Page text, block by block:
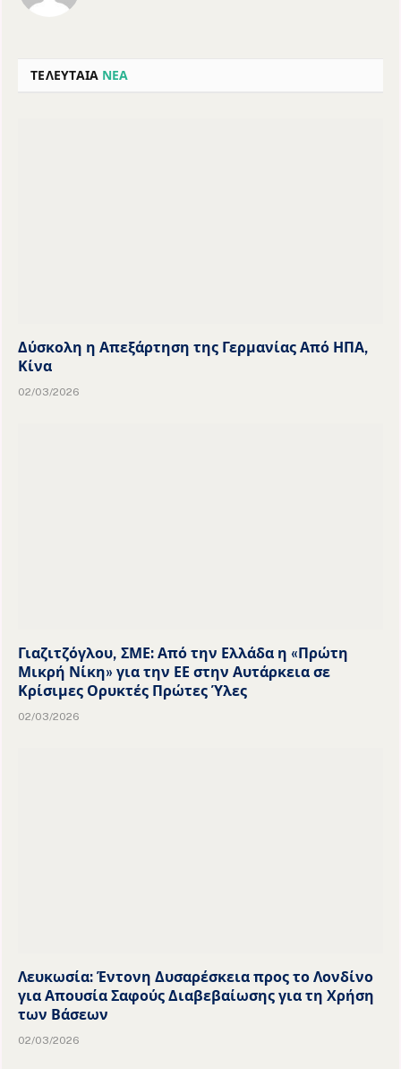
ΤΕΛΕΥΤΑΙΑ ΝΕΑ
Δύσκολη η Απεξάρτηση της Γερμανίας Από ΗΠΑ,
Κίνα
02/03/2026
Γιαζιτζόγλου, ΣΜΕ: Από την Ελλάδα η «Πρώτη
Μικρή Νίκη» για την ΕΕ στην Αυτάρκεια σε
Κρίσιμες Ορυκτές Πρώτες Ύλες
02/03/2026
Λευκωσία: Έντονη Δυσαρέσκεια προς το Λονδίνο
για Απουσία Σαφούς Διαβεβαίωσης για τη Χρήση
των Βάσεων
02/03/2026